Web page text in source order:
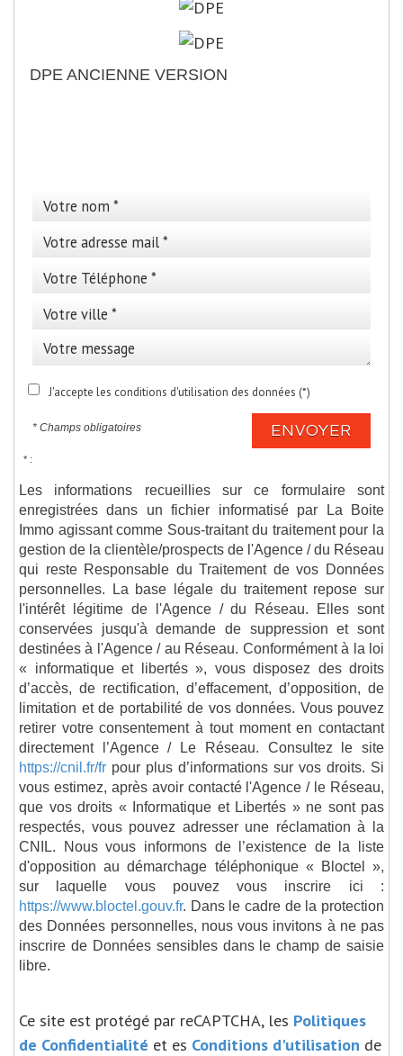
DPE ANCIENNE VERSION
J'accepte les conditions d'utilisation des données (*)
* Champs obligatoires ENVOYER
* :
Les informations recueillies sur ce formulaire sont
enregistrées dans un fichier informatisé par La Boite
Immo agissant comme Sous-traitant du traitement pour la
gestion de la clientèle/prospects de l'Agence / du Réseau
qui reste Responsable du Traitement de vos Données
personnelles. La base légale du traitement repose sur
l'intérêt légitime de l'Agence / du Réseau. Elles sont
conservées jusqu'à demande de suppression et sont
destinées à l'Agence / au Réseau. Conformément à la loi
« informatique et libertés », vous disposez des droits
d’accès, de rectification, d’effacement, d’opposition, de
limitation et de portabilité de vos données. Vous pouvez
retirer votre consentement à tout moment en contactant
directement l’Agence / Le Réseau. Consultez le site
https://cnil.fr/fr pour plus d’informations sur vos droits. Si
vous estimez, après avoir contacté l'Agence / le Réseau,
que vos droits « Informatique et Libertés » ne sont pas
respectés, vous pouvez adresser une réclamation à la
CNIL. Nous vous informons de l’existence de la liste
d'opposition au démarchage téléphonique « Bloctel »,
sur laquelle vous pouvez vous inscrire ici :
https://www.bloctel.gouv.fr. Dans le cadre de la protection
des Données personnelles, nous vous invitons à ne pas
inscrire de Données sensibles dans le champ de saisie
libre.
Ce site est protégé par reCAPTCHA, les Politiques
de Confidentialité et es Conditions d'utilisation de